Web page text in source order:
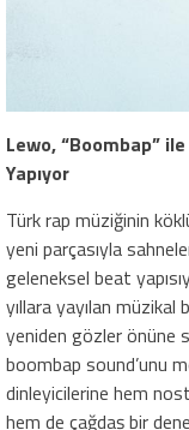
Lewo, “Boombap”
Yapıyor
Türk rap müziğinin
yeni parçasıyla
geleneksel beat
yıllara yayılan
yeniden gözler önüne
boombap sound’unu
dinleyicilerine hem
hem de çağdaş bir